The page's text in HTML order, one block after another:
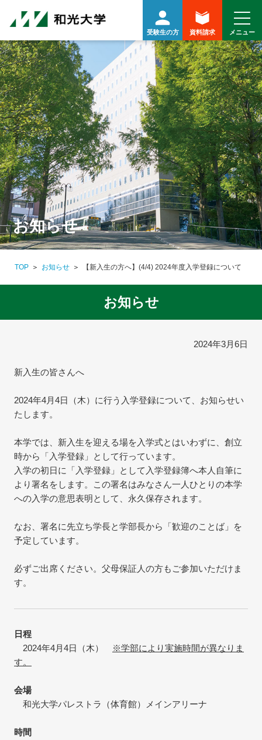
受験生の方 資料請求
お知らせ
TOP お知らせ 【新入生の方へ】(4/4) 2024年度入学登録について
お知らせ
2024年3月6日
新入生の皆さんへ
2024年4月4日（木）に行う入学登録について、お知らせい
たします。
本学では、新入生を迎える場を入学式とはいわずに、創立
時から「入学登録」として行っています。
入学の初日に「入学登録」として入学登録簿へ本人自筆に
より署名をします。この署名はみなさん一人ひとりの本学
への入学の意思表明として、永久保存されます。
なお、署名に先立ち学長と学部長から「歓迎のことば」を
予定しています。
必ずご出席ください。父母保証人の方もご参加いただけま
す。
日程
2024年4月4日（木）
※学部により実施時間が異なりま
す。
会場
和光大学パレストラ（体育館）メインアリーナ
時間